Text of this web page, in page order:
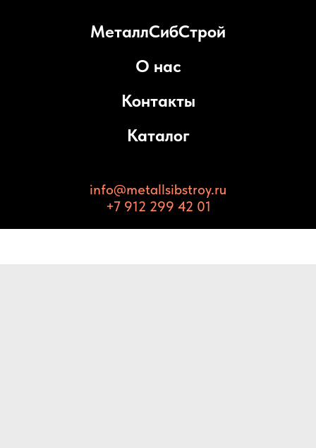
МеталлСибСтрой
О нас
Контакты
Каталог
info@metallsibstroy.ru
+7 912 299 42 01